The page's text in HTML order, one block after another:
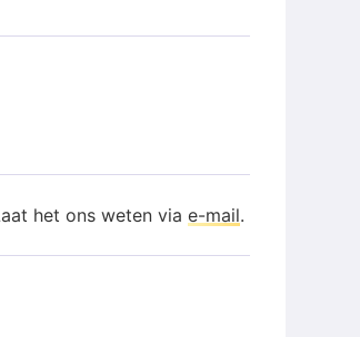
het ons weten via e-mail.